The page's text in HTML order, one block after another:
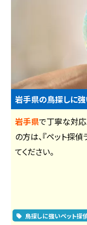
岩手県の鳥探しに
岩手県で丁寧な対
の方は、『ペット探
てください。
鳥探しに強いペット探